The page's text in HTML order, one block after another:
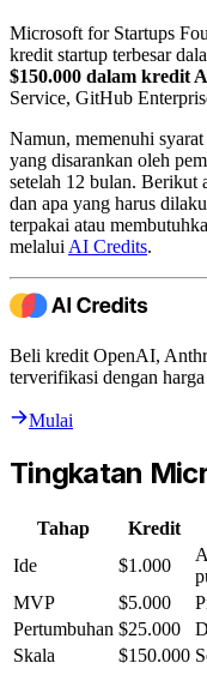
Microsoft for Startups
kredit startup terbesar
$150.000 dalam kredit
Service, GitHub
Namun, memenuhi
yang disarankan oleh
setelah 12 bulan. Berikut
dan apa yang harus
terpakai atau
melalui AI Credits.
Beli kredit OpenAI,
terverifikasi dengan
Mulai
Tingkatan
Tahap Kredit
Ide
$1.000
MVP
$5.000
Pertumbuhan $25.000
Skala
$150.000